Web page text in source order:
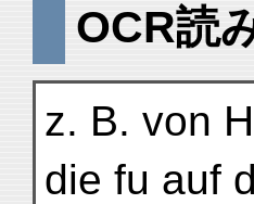
OCR読
z. B. von
die fu auf